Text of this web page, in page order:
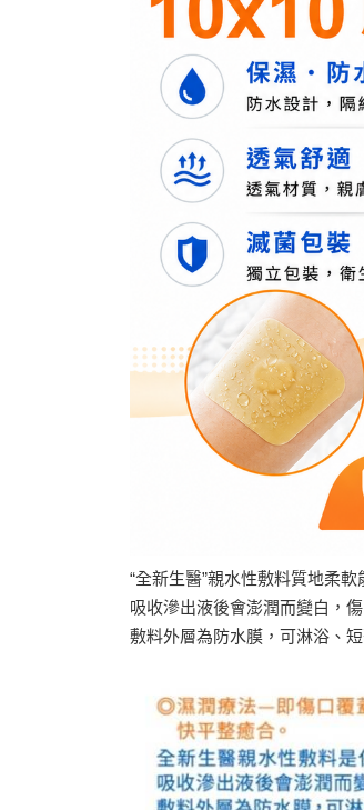
“全新生醫”親水性敷料質地柔軟
吸收滲出液後會澎潤而變白，
敷料外層為防水膜，可淋浴、